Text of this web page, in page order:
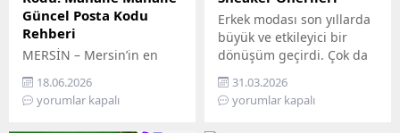
Güncel Posta Kodu
Rehberi
MERSİN – Mersin’in en
hızlı gelişen ilçelerinden
biri olan Mezitli, artan
nüfusu ve büyüyen
18.06.2026
yorumlar kapalı
Erkek modası son yıllarda
büyük ve etkileyici bir
dönüşüm geçirdi. Çok da
uzak olmayan bir
geçmişte sadece spor
salonlarında,
31.03.2026
yorumlar kapalı